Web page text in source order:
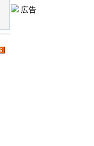
広告